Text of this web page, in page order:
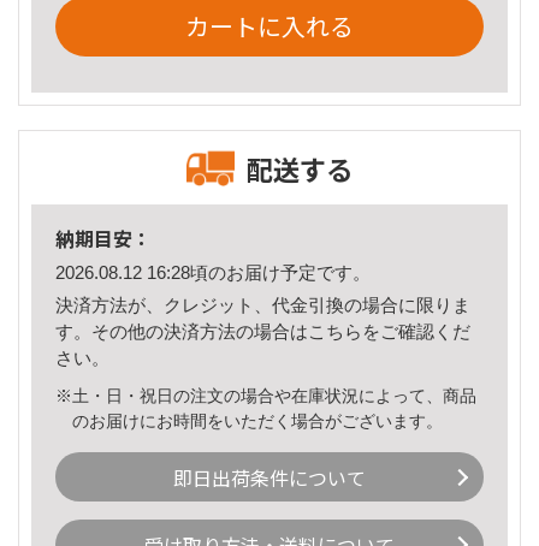
カートに入れる
配送する
納期目安：
2026.08.12 16:28頃のお届け予定です。
決済方法が、クレジット、代金引換の場合に限りま
す。その他の決済方法の場合はこちら をご確認くだ
さい。
※土・日・祝日の注文の場合や在庫状況によって、商品
のお届けにお時間をいただく場合がございます。
即日出荷条件について